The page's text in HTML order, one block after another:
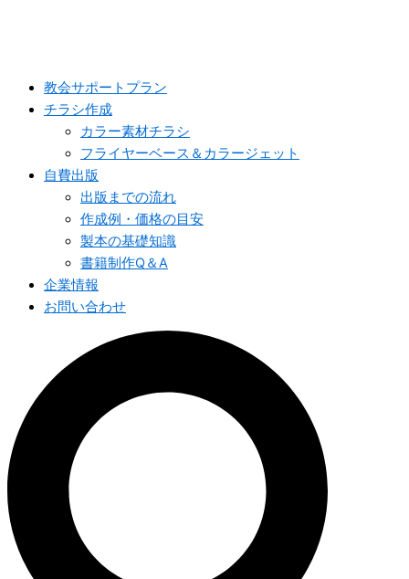
教会サポートプラン
チラシ作成
カラー素材チラシ
フライヤーベース＆カラージェット
自費出版
出版までの流れ
作成例・価格の目安
製本の基礎知識
書籍制作Q＆A
企業情報
お問い合わせ